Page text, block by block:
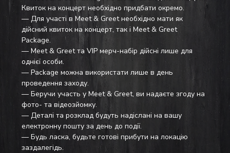
Квиток на концерт необхідно придбати окремо.
— Для участі в Meet & Greet необхідно мати як
дійсний квиток на концерт, так і Meet & Greet
Package.
— Meet & Greet та VIP мерч-набір дійсні лише для
однієї особи.
— Package можна використати лише в день
проведення заходу.
— Беручи участь у Meet & Greet, ви надаєте згоду на
фото- та відеозйомку.
— Деталі та розклад будуть надіслані на вашу
електронну пошту за день до події.
— Будь ласка, будьте готові прибути на локацію
заздалегідь.